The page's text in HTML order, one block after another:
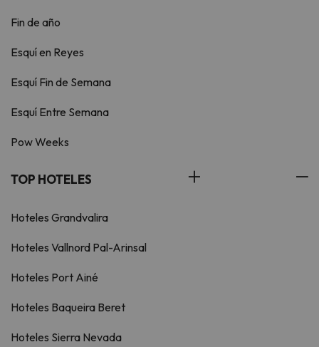
Fin de año
Esquí en Reyes
Esquí Fin de Semana
Esquí Entre Semana
Pow Weeks
TOP HOTELES
Hoteles Grandvalira
Hoteles Vallnord Pal-Arinsal
Hoteles Port Ainé
Hoteles Baqueira Beret
Hoteles Sierra Nevada